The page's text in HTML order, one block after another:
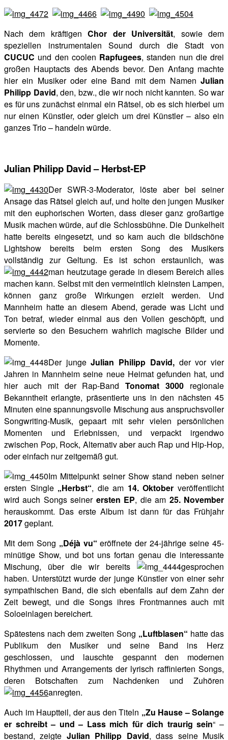
Nach dem kräftigenChor der Universität, sowie dem
speziellen instrumentalen Sound durch die Stadt von
CUCUC und den coolen Rapfugees, standen nun die drei
großen Hauptacts des Abends bevor. Den Anfang machte
hier ein Musiker oder eine Band mit dem Namen Julian
Philipp David, den, bzw., die wir noch nicht kannten. So war
es für uns zunächst einmal ein Rätsel, ob es sich hierbei um
nur einen Künstler, oder gleich um drei Künstler – also ein
ganzes Trio – handeln würde.
Julian Philipp David – Herbst-EP
Der SWR-3-Moderator, löste aber bei seiner
Ansage das Rätsel gleich auf, und holte den jungen Musiker
mit den euphorischen Worten, dass dieser ganz großartige
Musik machen würde, auf die Schlossbühne. Die Dunkelheit
hatte bereits eingesetzt, und so kam auch die bildschöne
Lightshow bereits beim ersten Song des Musikers
vollständig zur Geltung. Es ist schon erstaunlich, was
man heutzutage gerade in diesem Bereich alles
machen kann. Selbst mit den vermeintlich kleinsten Lampen,
können ganz große Wirkungen erzielt werden. Und
Mannheim hatte an diesem Abend, gerade was Licht und
Ton betraf, wieder einmal aus den Vollen geschöpft, und
servierte so den Besuchern wahrlich magische Bilder und
Momente.
Der jungeJulian Philipp David,der vor vier
Jahren in Mannheim seine neue Heimat gefunden hat, und
hier auch mit der Rap-BandTonomat 3000 regionale
Bekanntheit erlangte, präsentierte uns in den nächsten 45
Minuten eine spannungsvolle Mischung aus anspruchsvoller
Songwriting-Musik, gepaart mit sehr vielen persönlichen
Momenten und Erlebnissen, und verpackt irgendwo
zwischen Pop, Rock, Alternativ aber auch Rap und Hip-Hop,
oder einfach nur zeitgemäß gut.
Im Mittelpunkt seiner Show stand neben seiner
ersten Single „Herbst“, die am 14. Oktober veröffentlicht
wird auch Songs seiner ersten EP, die am 25. November
herauskommt. Das erste Album ist dann für das Frühjahr
2017geplant.
Mit dem Song „Déjà vu“ eröffnete der 24-jährige seine 45-
minütige Show, und bot uns fortan genau die interessante
Mischung, über die wir bereits
gesprochen
haben. Unterstützt wurde der junge Künstler von einer sehr
sympathischen Band, die sich ebenfalls auf dem Zahn der
Zeit bewegt, und die Songs ihres Frontmannes auch mit
Soloeinlagen bereichert.
Spätestens nach dem zweiten Song „Luftblasen“ hatte das
Publikum den Musiker und seine Band ins Herz
geschlossen, und lauschte gespannt den modernen
Rhythmen und Arrangements der lyrisch raffinierten Songs,
deren Botschaften zum Nachdenken und Zuhören
anregten.
Auch im Hauptteil, der aus den Titeln „Zu Hause – Solange
er schreibt – und – Lass mich für dich traurig sein“ –
bestand, zeigte Julian Philipp David, dass seine Musik